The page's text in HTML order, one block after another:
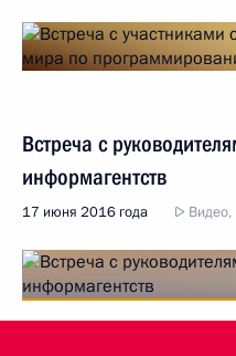
Встреча с
информагентств
17 июня 2016 года Видео,